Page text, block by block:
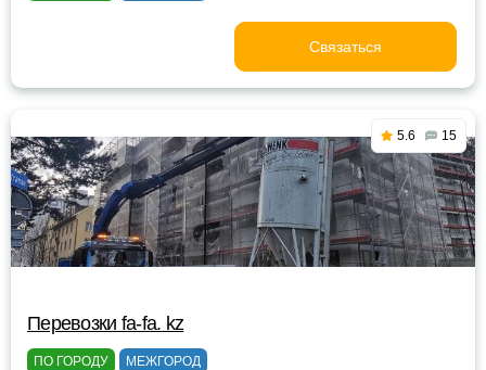
Связаться
5.6 15
Перевозки fa-fa. kz
ПО ГОРОДУ МЕЖГОРОД